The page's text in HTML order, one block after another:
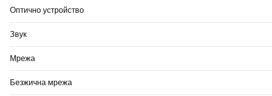
Оптично устройство
Звук
Мрежа
Безжична мрежа